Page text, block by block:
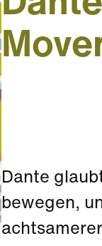
Dante
bewegen,